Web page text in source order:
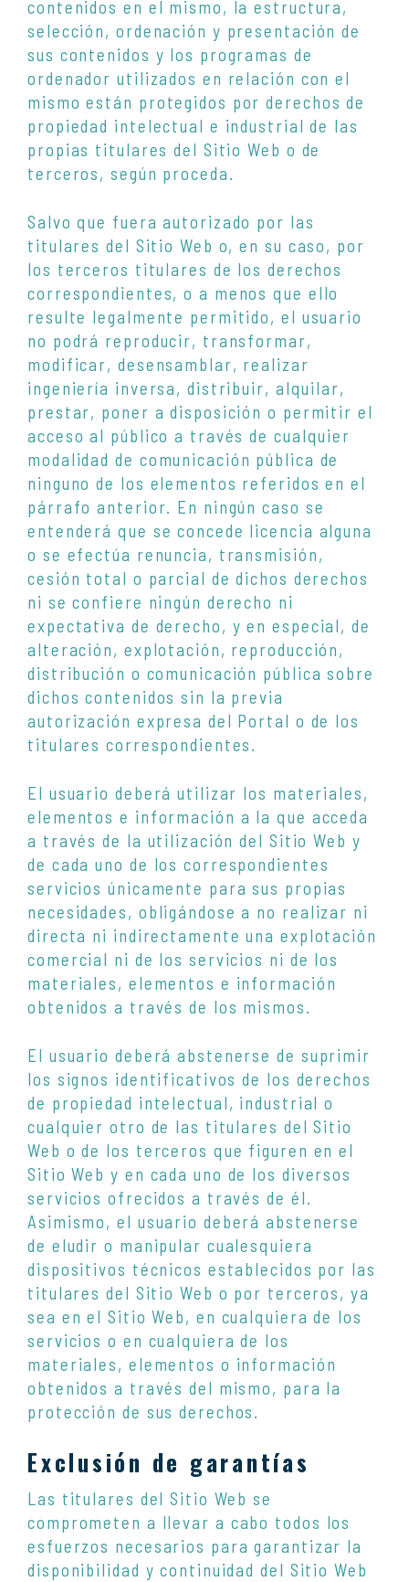
contenidos en el mismo, la estructura,
selección, ordenación y presentación de
sus contenidos y los programas de
ordenador utilizados en relación con el
mismo están protegidos por derechos de
propiedad intelectual e industrial de las
propias titulares del Sitio Web o de
terceros, según proceda.
Salvo que fuera autorizado por las
titulares del Sitio Web o, en su caso, por
los terceros titulares de los derechos
correspondientes, o a menos que ello
resulte legalmente permitido, el usuario
no podrá reproducir, transformar,
modificar, desensamblar, realizar
ingeniería inversa, distribuir, alquilar,
prestar, poner a disposición o permitir el
acceso al público a través de cualquier
modalidad de comunicación pública de
ninguno de los elementos referidos en el
párrafo anterior. En ningún caso se
entenderá que se concede licencia alguna
o se efectúa renuncia, transmisión,
cesión total o parcial de dichos derechos
ni se confiere ningún derecho ni
expectativa de derecho, y en especial, de
alteración, explotación, reproducción,
distribución o comunicación pública sobre
dichos contenidos sin la previa
autorización expresa del Portal o de los
titulares correspondientes.
El usuario deberá utilizar los materiales,
elementos e información a la que acceda
a través de la utilización del Sitio Web y
de cada uno de los correspondientes
servicios únicamente para sus propias
necesidades, obligándose a no realizar ni
directa ni indirectamente una explotación
comercial ni de los servicios ni de los
materiales, elementos e información
obtenidos a través de los mismos.
El usuario deberá abstenerse de suprimir
los signos identificativos de los derechos
de propiedad intelectual, industrial o
cualquier otro de las titulares del Sitio
Web o de los terceros que figuren en el
Sitio Web y en cada uno de los diversos
servicios ofrecidos a través de él.
Asimismo, el usuario deberá abstenerse
de eludir o manipular cualesquiera
dispositivos técnicos establecidos por las
titulares del Sitio Web o por terceros, ya
sea en el Sitio Web, en cualquiera de los
servicios o en cualquiera de los
materiales, elementos o información
obtenidos a través del mismo, para la
protección de sus derechos.
Exclusión de garantías
Las titulares del Sitio Web se
comprometen a llevar a cabo todos los
esfuerzos necesarios para garantizar la
disponibilidad y continuidad del Sitio Web